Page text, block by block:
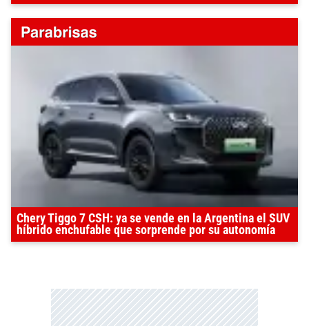
Chery Tiggo 7 CSH: ya se vende en la Argentina el SUV
híbrido enchufable que sorprende por su autonomía